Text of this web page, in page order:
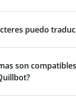
puedo
son